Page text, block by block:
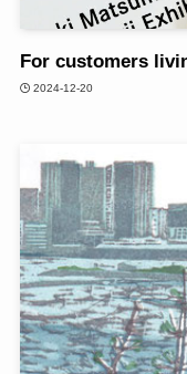
For customers
2024-12-20